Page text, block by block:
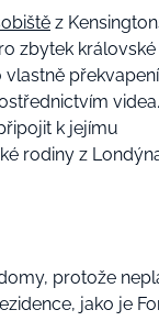
z
zbytek královské
k jejímu
rodiny z
protože
jako je